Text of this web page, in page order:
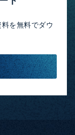
を無料でダウ